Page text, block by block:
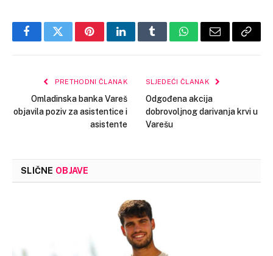
FacebookTwitterPinterestLinkedInTumblrWhatsApp
Email Copy
PRETHODNI ČLANAK
Omladinska banka Vareš
objavila poziv za asistentice i
asistente
SLJEDEĆI ČLANAK
Odgođena akcija
dobrovoljnog darivanja krvi u
Varešu
SLIČNE OBJAVE